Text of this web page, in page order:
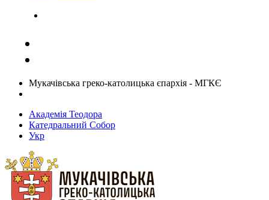
Мукачівська греко-католицька єпархія - МГКЄ
Академія Теодора
Катедральний Собор
Укр